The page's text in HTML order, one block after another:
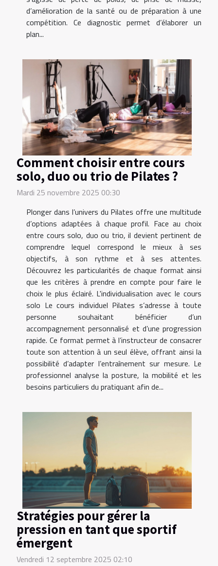
d’amélioration de la santé ou de préparation à une
compétition. Ce diagnostic permet d’élaborer un
plan...
Comment choisir entre cours
solo, duo ou trio de Pilates ?
Mardi 25 novembre 2025 00:30
Plonger dans l’univers du Pilates offre une multitude
d’options adaptées à chaque profil. Face au choix
entre cours solo, duo ou trio, il devient pertinent de
comprendre lequel correspond le mieux à ses
objectifs, à son rythme et à ses attentes.
Découvrez les particularités de chaque format ainsi
que les critères à prendre en compte pour faire le
choix le plus éclairé. L'individualisation avec le cours
solo Le cours individuel Pilates s’adresse à toute
personne souhaitant bénéficier d’un
accompagnement personnalisé et d’une progression
rapide. Ce format permet à l’instructeur de consacrer
toute son attention à un seul élève, offrant ainsi la
possibilité d’adapter l’entraînement sur mesure. Le
professionnel analyse la posture, la mobilité et les
besoins particuliers du pratiquant afin de...
Stratégies pour gérer la
pression en tant que sportif
émergent
Vendredi 12 septembre 2025 02:10